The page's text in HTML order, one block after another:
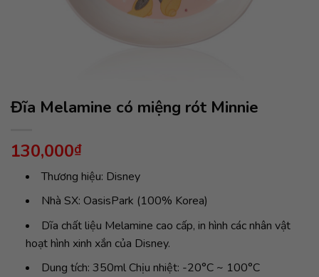
Đĩa Melamine có miệng rót Minnie
130,000₫
Thương hiệu: Disney
Nhà SX: OasisPark (100% Korea)
Dĩa chất liệu Melamine cao cấp, in hình các nhân vật
hoạt hình xinh xắn của Disney.
Dung tích: 350ml Chịu nhiệt: -20°C ~ 100°C